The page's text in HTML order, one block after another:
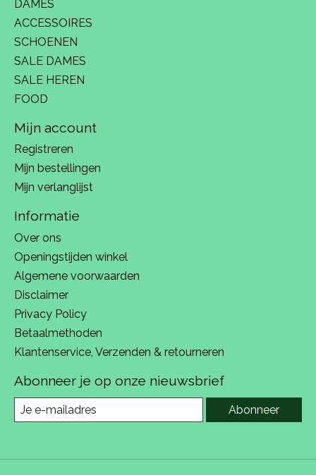
DAMES
ACCESSOIRES
SCHOENEN
SALE DAMES
SALE HEREN
FOOD
Mijn account
Registreren
Mijn bestellingen
Mijn verlanglijst
Informatie
Over ons
Openingstijden winkel
Algemene voorwaarden
Disclaimer
Privacy Policy
Betaalmethoden
Klantenservice, Verzenden & retourneren
Abonneer je op onze nieuwsbrief
Abonneer